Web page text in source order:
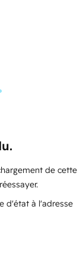
de cette
d'état à l'adresse